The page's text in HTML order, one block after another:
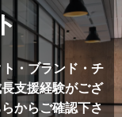
・ブランド・チ
支援経験がござ
からご確認下さ